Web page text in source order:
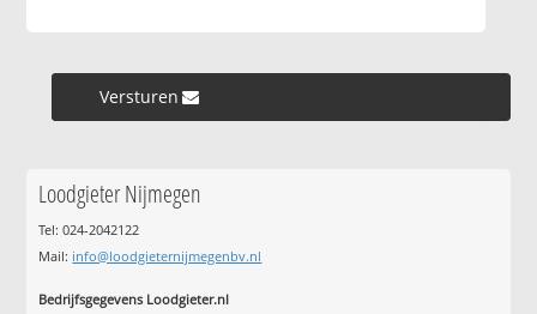
Versturen »
Loodgieter Nijmegen
Tel: 024-2042122
Mail: info@loodgieternijmegenbv.nl
Bedrijfsgegevens Loodgieter.nl